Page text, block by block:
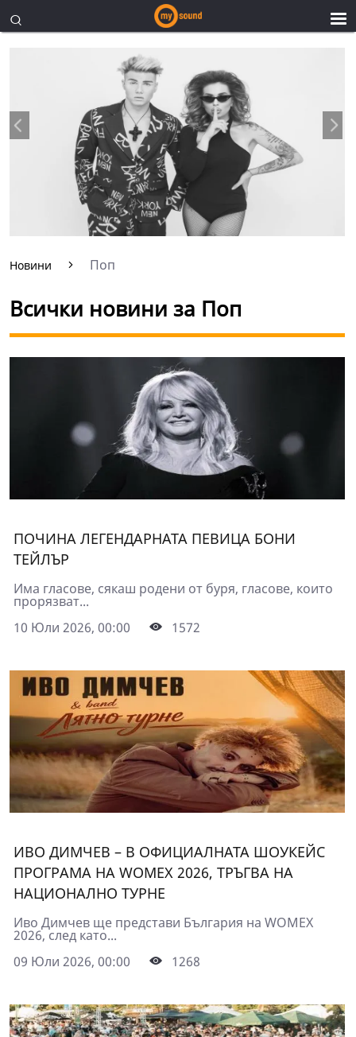
Новини Поп
Всички новини за Поп
ПОЧИНА ЛЕГЕНДАРНАТА ПЕВИЦА БОНИ
ТЕЙЛЪР
Има гласове, сякаш родени от буря, гласове, които
прорязват...
10 Юли 2026, 00:00
1572
ИВО ДИМЧЕВ – В ОФИЦИАЛНАТА ШОУКЕЙС
ПРОГРАМА НА WOMEX 2026, ТРЪГВА НА
НАЦИОНАЛНО ТУРНЕ
Иво Димчев ще представи България на WOMEX
2026, след като...
09 Юли 2026, 00:00
1268